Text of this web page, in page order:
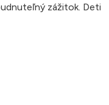
zážitok. Deti